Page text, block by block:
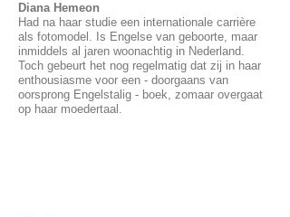
Diana Hemeon
Had na haar studie een internationale carrière
als fotomodel. Is Engelse van geboorte, maar
inmiddels al jaren woonachtig in Nederland.
Toch gebeurt het nog regelmatig dat zij in haar
enthousiasme voor een - doorgaans van
oorsprong Engelstalig - boek, zomaar overgaat
op haar moedertaal.